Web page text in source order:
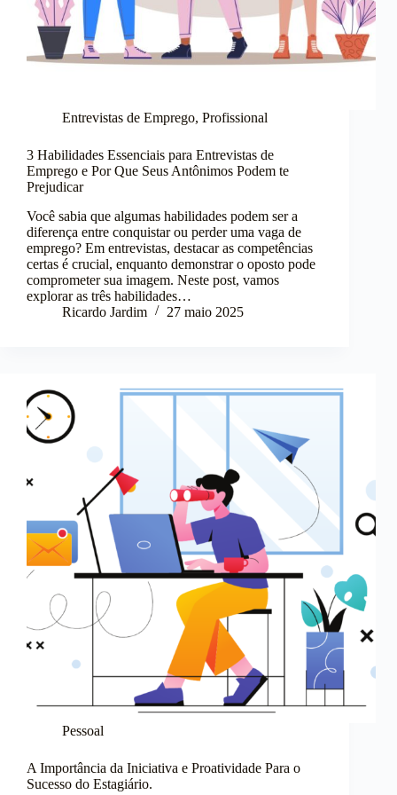
Entrevistas de Emprego, Profissional
3 Habilidades Essenciais para Entrevistas de
Emprego e Por Que Seus Antônimos Podem te
Prejudicar
Você sabia que algumas habilidades podem ser a
diferença entre conquistar ou perder uma vaga de
emprego? Em entrevistas, destacar as competências
certas é crucial, enquanto demonstrar o oposto pode
comprometer sua imagem. Neste post, vamos
explorar as três habilidades…
Ricardo Jardim
27 maio 2025
Pessoal
A Importância da Iniciativa e Proatividade Para o
Sucesso do Estagiário.